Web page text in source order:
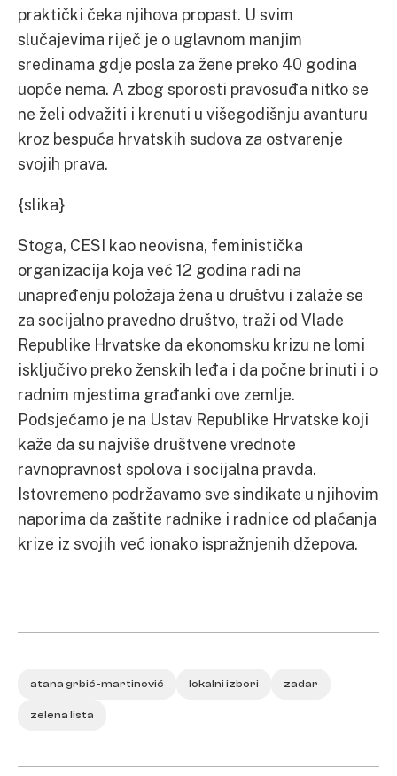
praktički čeka njihova propast. U svim
slučajevima riječ je o uglavnom manjim
sredinama gdje posla za žene preko 40 godina
uopće nema. A zbog sporosti pravosuđa nitko se
ne želi odvažiti i krenuti u višegodišnju avanturu
kroz bespuća hrvatskih sudova za ostvarenje
svojih prava.
{slika}
Stoga, CESI kao neovisna, feministička
organizacija koja već 12 godina radi na
unapređenju položaja žena u društvu i zalaže se
za socijalno pravedno društvo, traži od Vlade
Republike Hrvatske da ekonomsku krizu ne lomi
isključivo preko ženskih leđa i da počne brinuti i o
radnim mjestima građanki ove zemlje.
Podsjećamo je na Ustav Republike Hrvatske koji
kaže da su najviše društvene vrednote
ravnopravnost spolova i socijalna pravda.
Istovremeno podržavamo sve sindikate u njihovim
naporima da zaštite radnike i radnice od plaćanja
krize iz svojih već ionako ispražnjenih džepova.
atana grbić-martinović lokalni izbori zadar
zelena lista